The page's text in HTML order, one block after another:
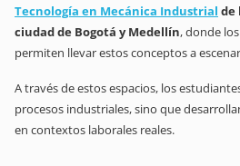
Tecnología en Mecánica Industrial de
ciudad de Bogotá y Medellín, donde
permiten llevar estos conceptos a
A través de estos espacios, los
procesos industriales, sino que
en contextos laborales reales.